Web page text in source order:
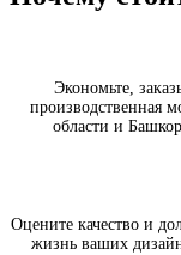
Экономьте,
производственная
области и
Оцените качество и
жизнь ваших